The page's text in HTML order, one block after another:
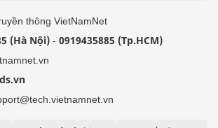
thông VietNamNet
(Hà Nội) - 0919435885 (Tp.HCM)